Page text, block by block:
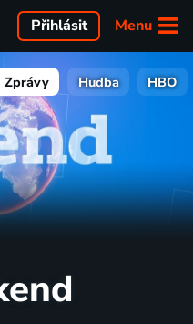
Menu
Přihlásit
Zprávy Hudba HBO